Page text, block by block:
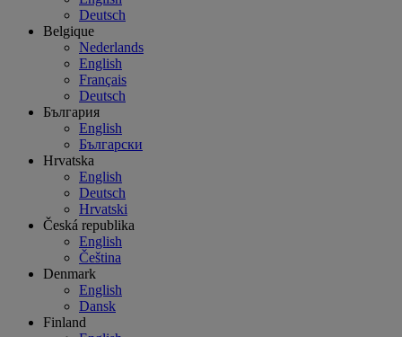
Deutsch
Belgique
Nederlands
English
Français
Deutsch
България
English
Български
Hrvatska
English
Deutsch
Hrvatski
Česká republika
English
Čeština
Denmark
English
Dansk
Finland